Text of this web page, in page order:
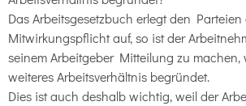
Das Arbeitsgesetzbuch erlegt den
Mitwirkungspflicht auf, so ist der
seinem Arbeitgeber Mitteilung zu machen,
weiteres Arbeitsverhältnis begründet.
Dies ist auch deshalb wichtig, weil der